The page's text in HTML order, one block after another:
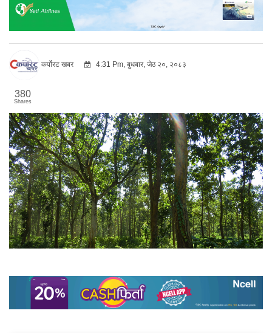
कर्पोरट खबर 4:31 Pm, बुधबार, जेठ २०, २०८३
380
Shares